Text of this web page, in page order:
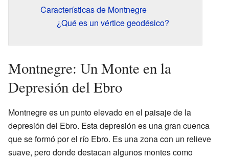
Características de Montnegre
¿Qué es un vértice geodésico?
Montnegre: Un Monte en la
Depresión del Ebro
Montnegre es un punto elevado en el paisaje de la
depresión del Ebro. Esta depresión es una gran cuenca
que se formó por el río Ebro. Es una zona con un relieve
suave, pero donde destacan algunos montes como